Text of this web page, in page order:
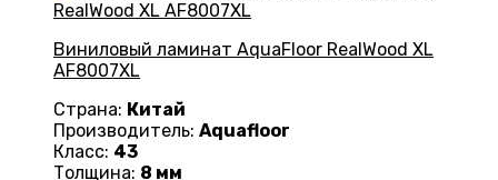
Виниловый ламинат AquaFloor RealWood XL
AF8007XL
Страна: Китай
Производитель: Aquafloor
Класс: 43
Толщина: 8 мм